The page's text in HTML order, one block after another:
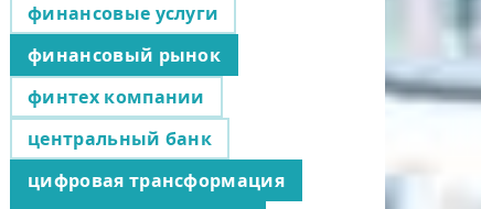
финансовые услуги
финансовый рынок
финтех компании
центральный банк
цифровая трансформация